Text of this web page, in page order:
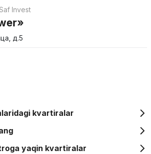
Invest
д.5
kvartiralar
yaqin kvartiralar